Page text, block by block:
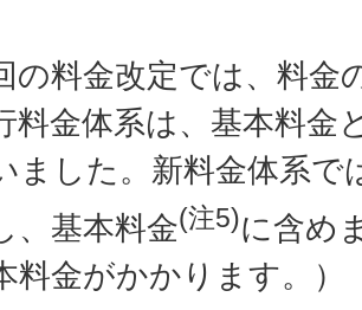
の料金改定では、料金
料金体系は、基本料金
ました。新料金体系で
、基本料金(注5)に含め
料金がかかります。）